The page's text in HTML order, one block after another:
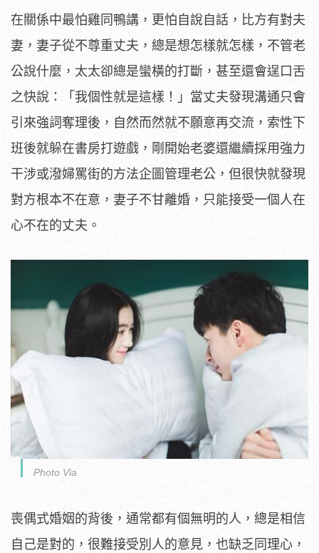
在關係中最怕雞同鴨講，更怕自說自話，比方有對夫
妻，妻子從不尊重丈夫，總是想怎樣就怎樣，不管老
公說什麼，太太卻總是蠻橫的打斷，甚至還會逞口舌
之快說：「我個性就是這樣！」當丈夫發現溝通只會
引來強詞奪理後，自然而然就不願意再交流，索性下
班後就躲在書房打遊戲，剛開始老婆還繼續採用強力
干涉或潑婦罵街的方法企圖管理老公，但很快就發現
對方根本不在意，妻子不甘離婚，只能接受一個人在
心不在的丈夫。
Photo Via
喪偶式婚姻的背後，通常都有個無明的人，總是相信
自己是對的，很難接受別人的意見，也缺乏同理心，